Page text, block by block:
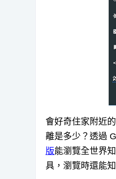
會好奇住家附近
離是多少？透過
版能瀏覽全世界
具，瀏覽時還能